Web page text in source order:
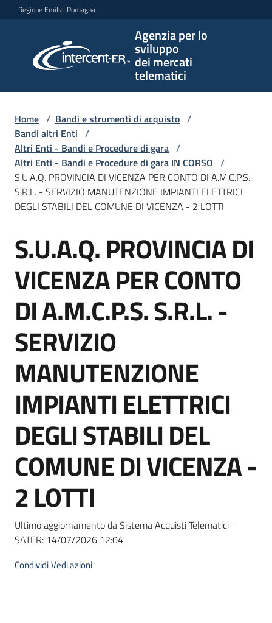
Vai al contenuto
Vai alla navigazione
Vai al footer
Regione Emilia-Romagna
Agenzia per lo
sviluppo
dei mercati
telematici
per lo
sviluppo
telematici
L'Agenzia
e
strumenti
acquisto
Supporto
Piattaforme
telematiche
English
site
su
Home / Bandi e strumenti di acquisto /
Bandi altri Enti /
Altri Enti - Bandi e Procedure di gara /
Altri Enti - Bandi e Procedure di gara IN CORSO /
S.U.A.Q. PROVINCIA DI VICENZA PER CONTO DI A.M.C.P.S.
S.R.L. - SERVIZIO MANUTENZIONE IMPIANTI ELETTRICI
DEGLI STABILI DEL COMUNE DI VICENZA - 2 LOTTI
Salta al contenuto
S.U.A.Q. PROVINCIA DI
VICENZA PER CONTO
DI A.M.C.P.S. S.R.L. -
SERVIZIO
MANUTENZIONE
IMPIANTI ELETTRICI
DEGLI STABILI DEL
COMUNE DI VICENZA -
2 LOTTI
Ultimo aggiornamento da Sistema Acquisti Telematici -
SATER: 14/07/2026 12:04
CondividiVedi azioni